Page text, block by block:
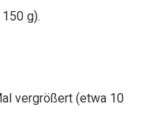
g).
vergrößert (etwa 10